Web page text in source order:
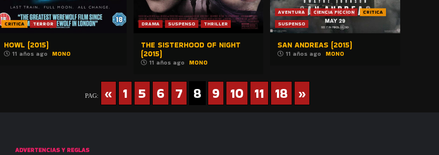
CRITICA TERROR
HOWL (2015)
11 años ago MONO
DRAMA SUSPENSO THRILLER
THE SISTERHOOD OF NIGHT
(2015)
11 años ago MONO
AVENTURA CIENCIA FICCION
CRITICA
SUSPENSO
SAN ANDREAS (2015)
11 años ago MONO
PAG: « 1 5 6 7 8 9 10 11 18 »
ADVERTENCIAS Y REGLAS